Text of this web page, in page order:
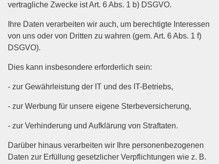
vertragliche Zwecke ist Art. 6 Abs. 1 b) DSGVO.
Ihre Daten verarbeiten wir auch, um berechtigte Interessen
von uns oder von Dritten zu wahren (gem. Art. 6 Abs. 1 f)
DSGVO).
Dies kann insbesondere erforderlich sein:
- zur Gewährleistung der IT und des IT-Betriebs,
- zur Werbung für unsere eigene Sterbeversicherung,
- zur Verhinderung und Aufklärung von Straftaten.
Darüber hinaus verarbeiten wir Ihre personenbezogenen
Daten zur Erfüllung gesetzlicher Verpflichtungen wie z. B.